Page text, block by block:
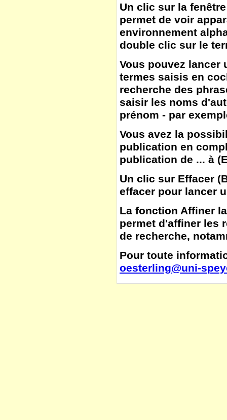
Un clic sur la
permet de voir
environnement
double clic sur le
Vous pouvez lancer
termes saisis en
recherche des
saisir les noms
prénom - par
Vous avez la
publication en
publication de ... à (
Un clic sur Effacer (
effacer pour lancer
La fonction Affiner
permet d'affiner les
de recherche,
Pour toute
oesterling@uni-